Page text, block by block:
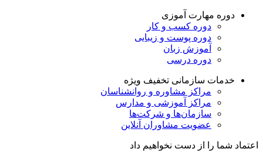
دوره مهارت آموزی
دوره کسب و کار
دوره پوست و زیبایی
آموزش زبان
دوره درسی
خدمات سازمانی تخفیف ویژه
مراکز مشاوره و روانشناسان
مراکز آموزشی و مدارس
سازمان‌ها و شرکت‌ها
عضویت مشاوران آنلاین
اعتماد شما را از دست نخواهیم داد